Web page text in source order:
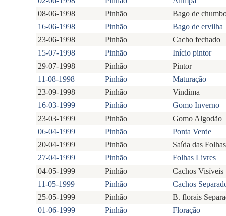
08-06-1998
Pinhão
Bago de
16-06-1998
Pinhão
Bago de ervilha
23-06-1998
Pinhão
Cacho fechado
15-07-1998
Pinhão
Início pintor
29-07-1998
Pinhão
Pintor
11-08-1998
Pinhão
Maturação
23-09-1998
Pinhão
Vindima
16-03-1999
Pinhão
Gomo Inverno
23-03-1999
Pinhão
Gomo Algodão
06-04-1999
Pinhão
Ponta Verde
20-04-1999
Pinhão
Saída das Folhas
27-04-1999
Pinhão
Folhas Livres
04-05-1999
Pinhão
Cachos Visíveis
11-05-1999
Pinhão
Cachos
25-05-1999
Pinhão
B. florais
01-06-1999
Pinhão
Floração